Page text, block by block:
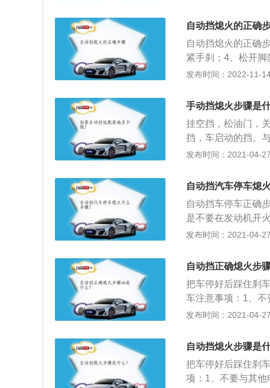
钥匙只有在P挡才
手刹的，不然会出
自动挡熄火的正确
自动挡熄火的正确
紧手刹；4、松开
人。指出这类自动
的存在这类说法，
手册上都没有发现
相信很多车主也是
在下一次开走时感
的车辆，驾驶员就
速箱所做的调节。
如果变速杆在驾驶
性是为了能预防车
发布时间：2022-11-
手动挡熄火步骤是
挂空挡，松油门，
挡，车启动的挡。
产生惯性后即可换
大的路段，坑洼路
情况，加速可以方
挡，主要用于较长
在四挡的低速段；
发布时间：2021-04-
自动挡汽车停车熄
自动挡车停车正确
是不要在发动机开
让力量作用在手刹
经过R挡，以减少
不下来的。拉紧手
稳静止后，再换至
发布时间：2021-04-
自动挡正确熄火步
把车停好后踩住刹
车注意事项：1、
电波，在磁场干扰
度无线电波，可能
附近。
发布时间：2021-04-
自动挡熄火步骤是
把车停好后踩住刹
项：1、不要与其